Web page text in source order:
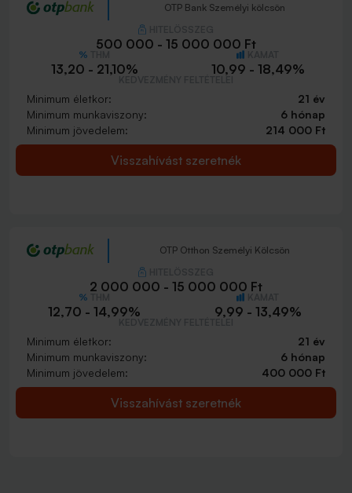
OTP Bank Személyi kölcsön
500 000 - 15 000 000 Ft
13,20 - 21,10% 10,99 - 18,49%
Minimum életkor:
21 év
Minimum munkaviszony:
6 hónap
Minimum jövedelem:
214 000 Ft
Visszahívást szeretnék
OTP Otthon Személyi Kölcsön
2 000 000 - 15 000 000 Ft
12,70 - 14,99% 9,99 - 13,49%
Minimum életkor:
21 év
Minimum munkaviszony:
6 hónap
Minimum jövedelem:
400 000 Ft
Visszahívást szeretnék